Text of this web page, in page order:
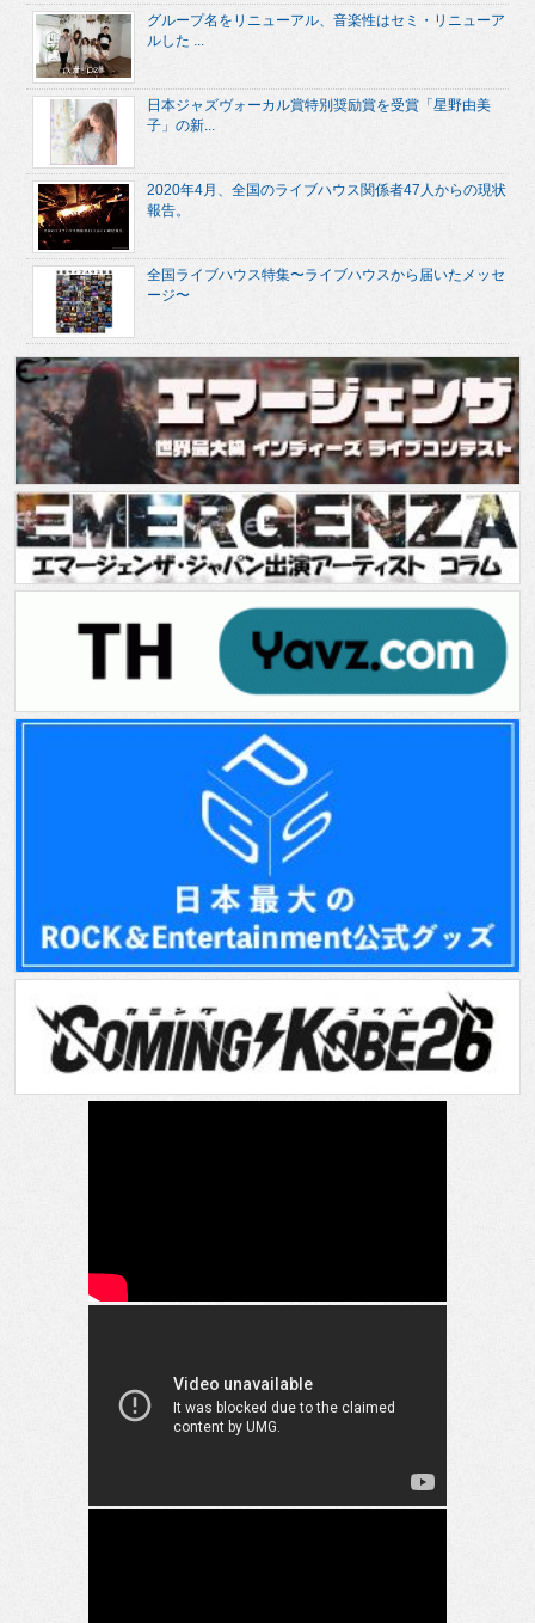
グループ名をリニューアル、音楽性はセミ・リニューア
ルした ...
日本ジャズヴォーカル賞特別奨励賞を受賞「星野由美
子」の新...
2020年4月、全国のライブハウス関係者47人からの現状
報告。
全国ライブハウス特集〜ライブハウスから届いたメッセ
ージ〜